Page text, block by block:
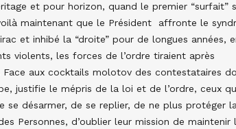
et pour horizon, quand le premier “surfait”
maintenant que le Président affronte le
et inhibé la “droite” pour de longues années,
violents, les forces de l’ordre tiraient après
aux cocktails molotov des contestataires
justifie le mépris de la loi et de l’ordre, ceux
se désarmer, de se replier, de ne plus protéger la
Personnes, d’oublier leur mission de maintenir